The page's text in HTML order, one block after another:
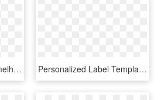
Convite Da Minnie Vermelha Com Moldura Clipart Minnie - Convite Minnie Para Baixar, HD Png Download Personalized Label Template Pastel Mother's Day - Brasao De Flores Para Convites, HD Png Download